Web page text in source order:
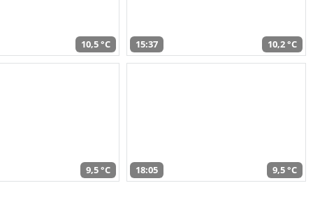
10,5 °C 15:37 10,2 °C
9,5 °C 18:05 9,5 °C